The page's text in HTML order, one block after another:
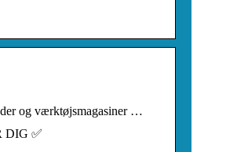
og værktøjsmagasiner …
DIG ✅